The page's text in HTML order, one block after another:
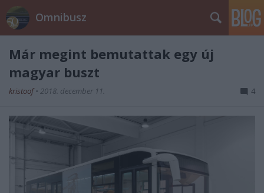
Omnibusz
Már megint bemutattak egy új
magyar buszt
kristoof• 2018. december 11. 4